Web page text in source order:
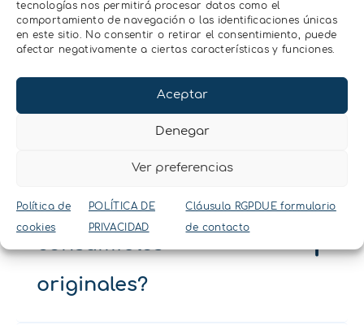
tecnologías nos permitirá procesar datos como el
comportamiento de navegación o las identificaciones únicas
en este sitio. No consentir o retirar el consentimiento, puede
afectar negativamente a ciertas características y funciones.
Aceptar
Denegar
Ver preferencias
Política de
cookies
POLÍTICA DE
PRIVACIDAD
Cláusula RGPDUE formulario
de contacto
verificación diaria de la
precisión en
laboratorios de control
de calidad.
¿Por qué usar
consumibles
originales?